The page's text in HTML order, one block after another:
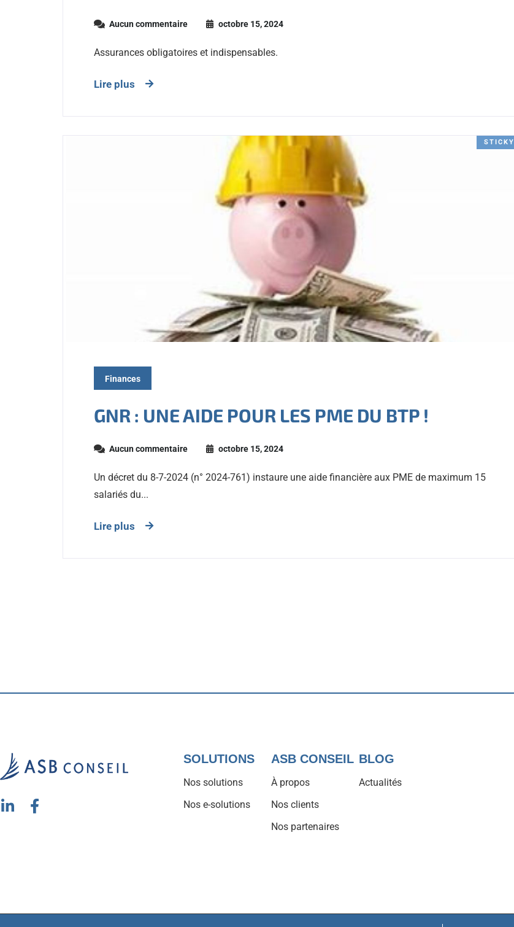
Aucun commentaire octobre 15, 2024
Assurances obligatoires et indispensables.
Lire plus
STICKY
Finances
GNR : UNE AIDE POUR LES PME DU BTP !
Aucun commentaire octobre 15, 2024
Un décret du 8-7-2024 (n° 2024-761) instaure une aide financière aux PME de maximum 15
salariés du...
Lire plus
SOLUTIONS
Nos solutions
Nos e-solutions
ASB CONSEIL
À propos
Nos clients
Nos partenaires
BLOG
Actualités